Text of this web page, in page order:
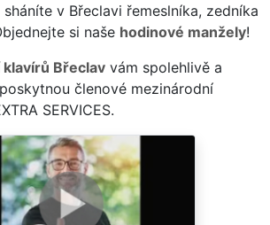
v Břeclavi řemeslníka, zedníka
si naše hodinové manžely!
Břeclav vám spolehlivě a
členové mezinárodní
SERVICES.